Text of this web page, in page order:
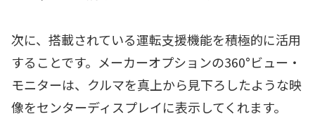
次に、搭載されている運転支援機能を積極的に活用
することです。メーカーオプションの360°ビュー・
モニターは、クルマを真上から見下ろしたような映
像をセンターディスプレイに表示してくれます。